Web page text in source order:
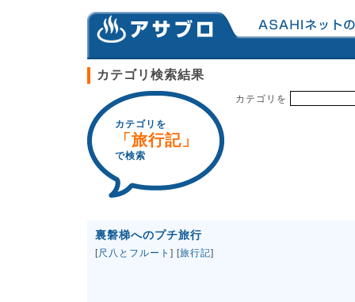
カテゴリ検索結果
カテゴリを
「旅行記」
で検索
カテゴリを
裏磐梯へのプチ旅行
[尺八とフルート ] [旅行記]